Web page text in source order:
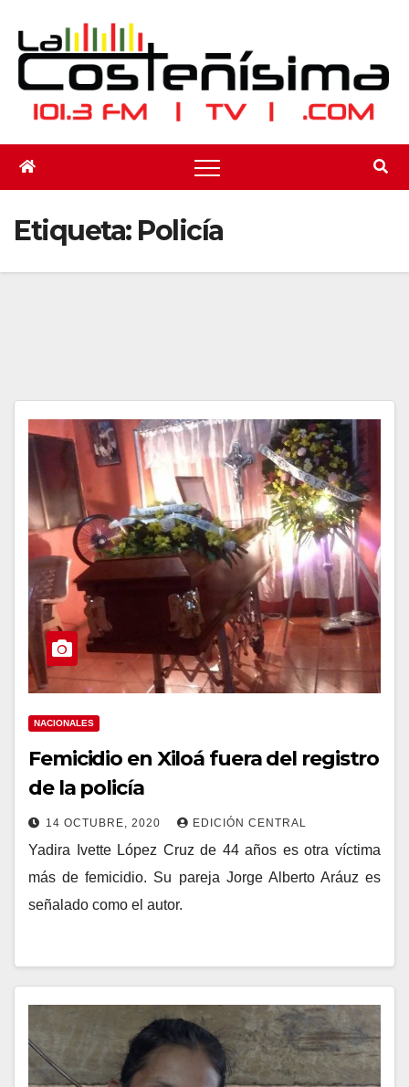
contenido
Etiqueta: Policía
NACIONALES
Femicidio en Xiloá fuera del registro
de la policía
14 OCTUBRE, 2020 EDICIÓN CENTRAL
Yadira Ivette López Cruz de 44 años es otra víctima
más de femicidio. Su pareja Jorge Alberto Aráuz es
señalado como el autor.